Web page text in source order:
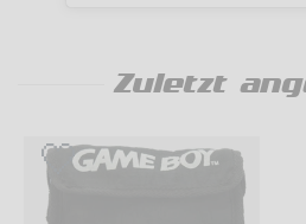
Zuletzt